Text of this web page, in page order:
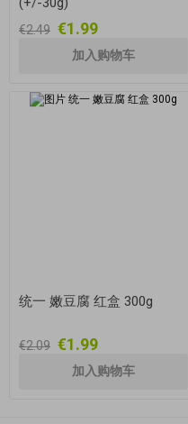
€2.49 €1.99
统一 嫩豆腐 红盒 300g
€2.09 €1.99